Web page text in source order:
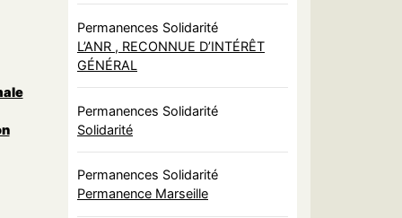
Permanences Solidarité
L’ANR , RECONNUE D’INTÉRÊT
GÉNÉRAL
Permanences Solidarité
Solidarité
Permanences Solidarité
Permanence Marseille